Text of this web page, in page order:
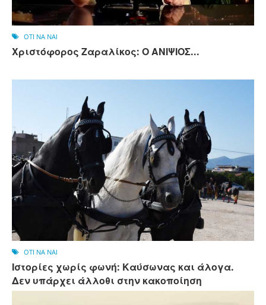
OTI NA NAI
Χριστόφορος Ζαραλίκος: Ο ΑΝΙΨΙΟΣ...
OTI NA NAI
Ιστορίες χωρίς φωνή: Καύσωνας και άλογα.
Δεν υπάρχει άλλοθι στην κακοποίηση